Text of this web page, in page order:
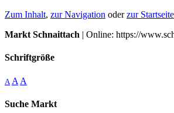
Zum Inhalt, zur Navigation oderzur Startseite
Markt Schnaittach | Online: https://
Schriftgröße
A A A
Suche Markt